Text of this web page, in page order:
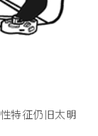
特征仍旧太明